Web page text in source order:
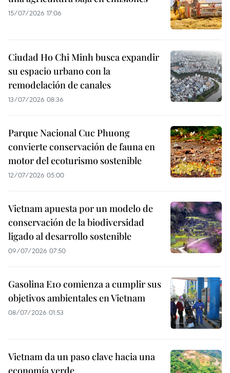
15/07/2026 17:06
Ciudad Ho Chi Minh busca expandir
su espacio urbano con la
remodelación de canales
13/07/2026 08:36
Parque Nacional Cuc Phuong
convierte conservación de fauna en
motor del ecoturismo sostenible
12/07/2026 05:00
Vietnam apuesta por un modelo de
conservación de la biodiversidad
ligado al desarrollo sostenible
09/07/2026 07:50
Gasolina E10 comienza a cumplir sus
objetivos ambientales en Vietnam
08/07/2026 01:53
Vietnam da un paso clave hacia una